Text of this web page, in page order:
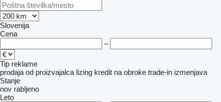
Slovenija
Cena
–
Tip reklame
prodaja od proizvajalca lizing kredit na obroke trade-in izmenjava
Stanje
nov rabljeno
Leto